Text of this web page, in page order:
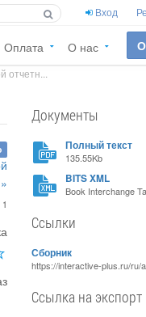
Вход
Оплата О нас
1
Документы
Полный текст
135.55Kb
BITS XML
Book Interchange
Ссылки
Сборник
https://interactive-plus.ru/ru/
Ссылка на экспорт